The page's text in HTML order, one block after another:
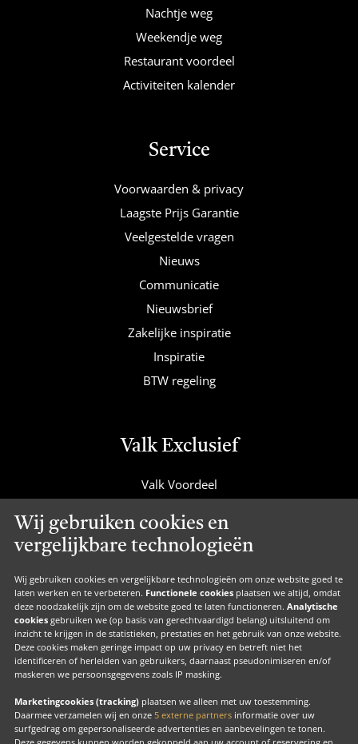
Wij gebruiken cookies en
vergelijkbare technologieën
Wij gebruiken cookies en vergelijkbare technologieën om onze website goed te
laten werken en te verbeteren. Functionele cookies plaatsen we altijd, omdat
deze noodzakelijk zijn om de website goed te laten functioneren. Analytische
cookies gebruiken we (op basis van gerechtvaardigd belang) uitsluitend om
inzicht te krijgen in de statistieken, prestaties en het gebruik van onze website.
Deze cookies maken geringe impact op uw privacy en betreft niet het
identificeren of herleiden van gebruikers, daarnaast pseudonimiseren en/of
maskeren we persoonsgegevens zoals IP masking.
Marketingcookies (tracking) plaatsen we alleen met uw toestemming.
Daarmee verzamelen wij en onze 5 externe partners informatie over uw
surfgedrag om gepersonaliseerde advertenties en aanbevelingen te tonen.
Nachtje weg
Weekendje weg
Restaurant voordeel
Activiteiten kalender
Service
Voorwaarden & privacy
Laagste Prijs Garantie
Veelgestelde vragen
Nieuws
Communicatie
Nieuwsbrief
Zakelijke inspiratie
Inspiratie
BTW regeling
Valk Exclusief
Valk Voordeel
Valk Suites
Valk Jobs
Valk Exclusief Membership
Valk Voor Thuis
Valk Exclusief Zakelijk
MVO
Contact